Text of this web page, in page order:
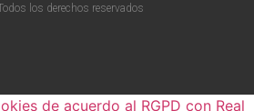
los derechos reservados
de acuerdo al RGPD con Real